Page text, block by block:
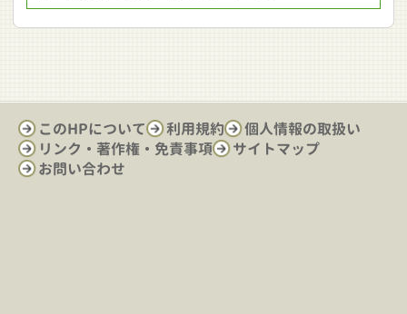
このHPについて 利用規約
個人情報の取扱い
リンク・著作権・免責事項
サイトマップ
お問い合わせ